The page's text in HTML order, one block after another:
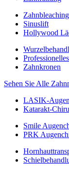
Zahnbleaching
Sinuslift
Hollywood
Zahnkronen
Sehen Sie Alle
LASIK-
Katarakt-
Smile
PRK